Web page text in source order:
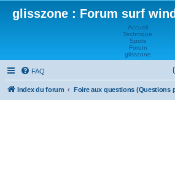
glisszone : Forum surf
Accueil
Technique
Spots
Forum
glisszone
FAQ
Index du forum Foire aux questions (Questions